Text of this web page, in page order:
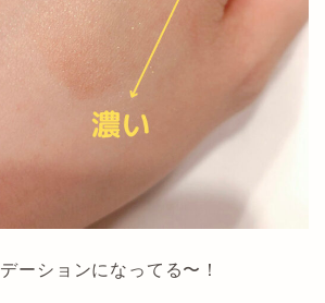
ーションになってる〜！